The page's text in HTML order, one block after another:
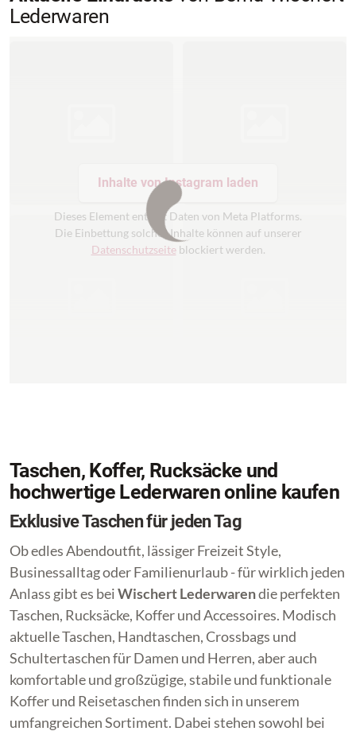
Lederwaren
Inhalte von Instagram laden
Dieses Element enthält Daten von Meta Platforms.
Die Einbettung solcher Inhalte können auf unserer
Datenschutzseiteblockiert werden.
Taschen, Koffer, Rucksäcke und
hochwertige Lederwaren online kaufen
Exklusive Taschen für jeden Tag
Ob edles Abendoutfit, lässiger Freizeit Style,
Businessalltag oder Familienurlaub - für wirklich jeden
Anlass gibt es beiWischert Lederwarendie perfekten
Taschen, Rucksäcke, Koffer und Accessoires. Modisch
aktuelle Taschen, Handtaschen, Crossbags und
Schultertaschen für Damen und Herren, aber auch
komfortable und großzügige, stabile und funktionale
Koffer und Reisetaschen finden sich in unserem
umfangreichen Sortiment. Dabei stehen sowohl bei